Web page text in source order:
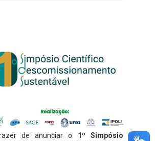
de anunciar o 1º Simpósio